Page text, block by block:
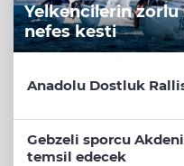
Yelkencilerin
nefes kesti
Anadolu Dostluk
Gebzeli sporcu
temsil edecek